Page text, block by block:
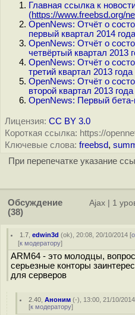
Главная ссылка к
(https://www.freebsd.org/
OpenNews: Отчёт о
первый квартал 2014 года
OpenNews: Отчёт о
четвёртый квартал 2013
OpenNews: Отчёт о
третий квартал 2013 года
OpenNews: Отчёт о
второй квартал 2013 года
OpenNews: Первый
Лицензия: CC BY 3.0
Короткая ссылка: https://
Ключевые слова: freebsd,
При перепечатке указание
Обсуждение
(38)
Ajax 1
1.7 ,edwin3d (ok), 20:08, 20/10/2014 [
[к модератору]
ARM64 - это молодцы,
серьезные конторы
для серверов
2.40 ,Аноним (-), 13:00, 21/10/
[к модератору]